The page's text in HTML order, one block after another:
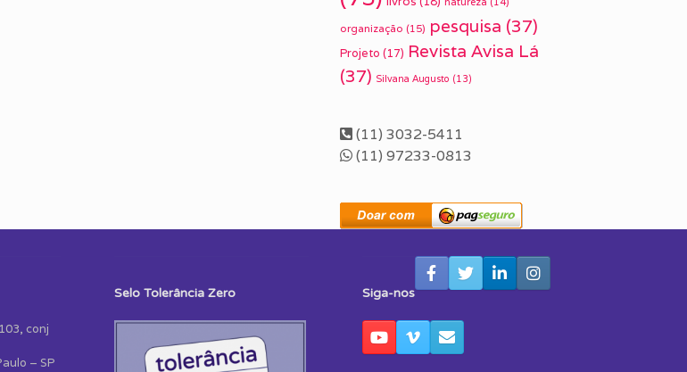
organização (15) pesquisa (37)
Projeto (17) Revista Avisa Lá
(37) Silvana Augusto (13)
(11) 3032-5411
(11) 97233-0813
conj
– SP
Selo Tolerância Zero Siga-nos